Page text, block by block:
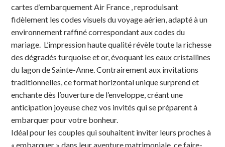
cartes d’embarquement Air France , reproduisant
fidèlement les codes visuels du voyage aérien, adapté à un
environnement raffiné correspondant aux codes du
mariage. L’impression haute qualité révèle toute la richesse
des dégradés turquoise et or, évoquant les eaux cristallines
du lagon de Sainte-Anne. Contrairement aux invitations
traditionnelles, ce format horizontal unique surprend et
enchante dès l’ouverture de l’enveloppe, créant une
anticipation joyeuse chez vos invités qui se préparent à
embarquer pour votre bonheur.
Idéal pour les couples qui souhaitent inviter leurs proches à
« embarquer » dans leur aventure matrimoniale, ce faire-